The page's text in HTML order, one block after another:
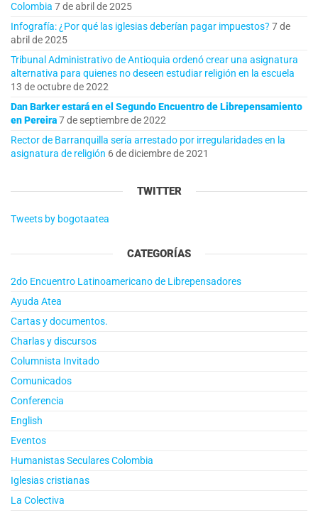
Colombia 7 de abril de 2025
Infografía: ¿Por qué las iglesias deberían pagar impuestos? 7 de
abril de 2025
Tribunal Administrativo de Antioquia ordenó crear una asignatura
alternativa para quienes no deseen estudiar religión en la escuela
13 de octubre de 2022
Dan Barker estará en el Segundo Encuentro de Librepensamiento
en Pereira7 de septiembre de 2022
Rector de Barranquilla sería arrestado por irregularidades en la
asignatura de religión 6 de diciembre de 2021
TWITTER
Tweets by bogotaatea
CATEGORÍAS
2do Encuentro Latinoamericano de Librepensadores
Ayuda Atea
Cartas y documentos.
Charlas y discursos
Columnista Invitado
Comunicados
Conferencia
English
Eventos
Humanistas Seculares Colombia
Iglesias cristianas
La Colectiva